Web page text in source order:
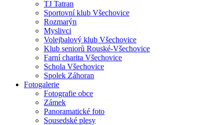
TJ Tatran
Sportovní klub Všechovice
Rozmarýn
Myslivci
Volejbalový klub Všechovice
Klub seniorů Rouské-Všechovice
Farní charita Všechovice
Schola Všechovice
Spolek Záhoran
Fotogalerie
Fotografie obce
Zámek
Panoramatické foto
Sousedské plesy